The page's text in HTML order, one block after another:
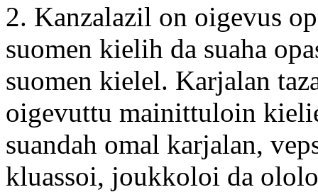
2. Kanzalazil on oigevus
suomen kielih da suaha
suomen kielel. Karjalan
oigevuttu mainittuloin
suandah omal karjalan,
kluassoi, joukkoloi da